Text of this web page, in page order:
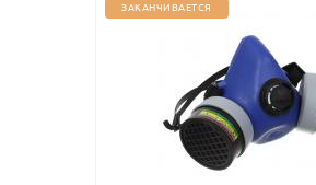
ЗАКАНЧИВАЕТСЯ